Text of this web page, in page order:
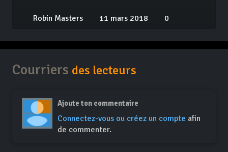
Robin Masters 11 mars 2018 0
Courriers des lecteurs
Ajoute ton commentaire
Connectez-vous ou créez un compte afin
de commenter.